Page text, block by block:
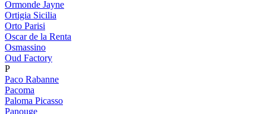
Ormonde Jayne
Ortigia Sicilia
Orto Parisi
Oscar de la Renta
Osmassino
Oud Factory
P
Paco Rabanne
Pacoma
Paloma Picasso
Panouge